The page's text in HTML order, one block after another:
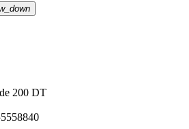
200 DT